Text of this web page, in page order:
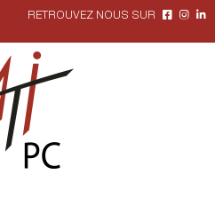
RETROUVEZ NOUS SUR